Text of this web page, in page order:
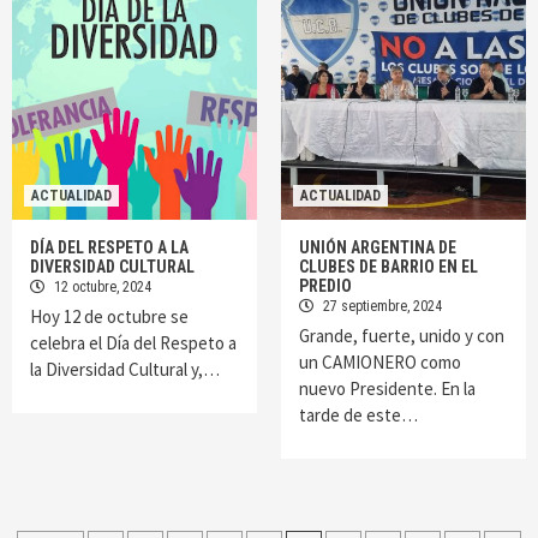
ACTUALIDAD
DÍA DEL RESPETO A LA
DIVERSIDAD CULTURAL
12 octubre, 2024
Hoy 12 de octubre se
celebra el Día del Respeto a
la Diversidad Cultural y,…
ACTUALIDAD
UNIÓN ARGENTINA DE
CLUBES DE BARRIO EN EL
PREDIO
27 septiembre, 2024
Grande, fuerte, unido y con
un CAMIONERO como
nuevo Presidente. En la
tarde de este…